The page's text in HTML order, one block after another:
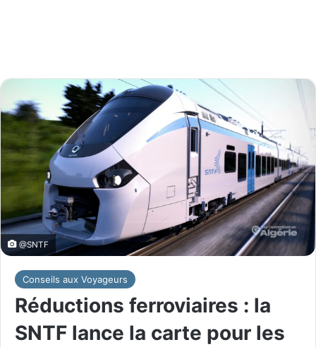
@SNTF
Conseils aux Voyageurs
Réductions ferroviaires : la
SNTF lance la carte pour les